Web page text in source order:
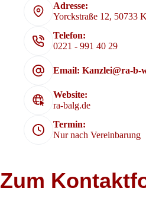
Adresse:
Yorckstraße 12, 50733
Telefon:
0221 - 991 40 29
Email: Kanzlei@ra-b-
Website:
ra-balg.de
Termin:
Nur nach Vereinbarung
Zum